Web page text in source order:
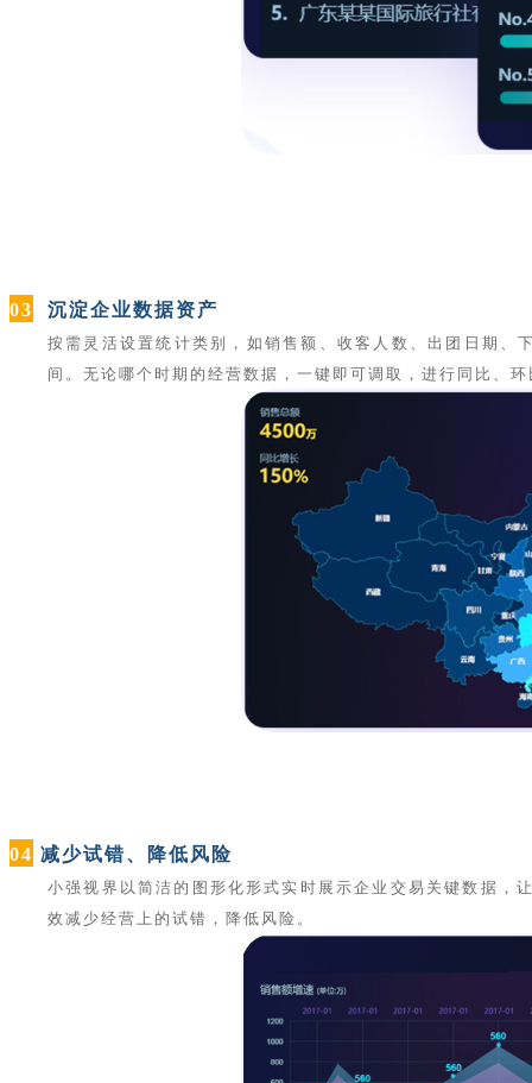
03 沉淀企业数据资产
按需灵活设置统计类别，如销售额、收客人数、出团日期
间。无论哪个时期的经营数据，一键即可调取，进行同比、
04 减少试错、降低风险
小强视界以简洁的图形化形式实时展示企业交易关键数据，
效减少经营上的试错，降低风险。